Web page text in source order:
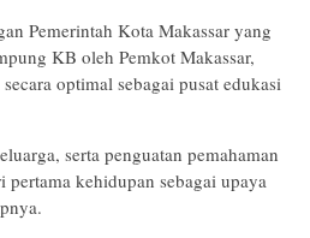
Pemerintah Kota Makassar yang
KB oleh Pemkot Makassar,
optimal sebagai pusat edukasi
serta penguatan pemahaman
kehidupan sebagai upaya